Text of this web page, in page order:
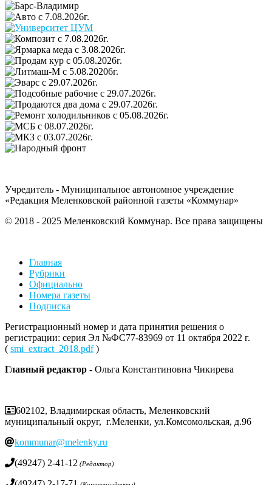
Учредитель - Муниципальное автономное учреждение
«Редакция Меленковской районной газеты «Коммунар»
© 2018 - 2025 Меленковский Коммунар. Все права защищены
Главная
Рубрики
Официально
Номера газеты
Подписка
Регистрационный номер и дата принятия решения о
регистрации: серия Эл №ФС77-83969 от 11 октября 2022 г.
( smi_extract_2018.pdf)
Главный редактор - Ольга Константиновна Чикирева
602102, Владимирская область, Меленковский
муниципальный округ, г.Меленки, ул.Комсомольская, д.96
kommunar@melenky.ru
(49247) 2-41-12 (Редактор)